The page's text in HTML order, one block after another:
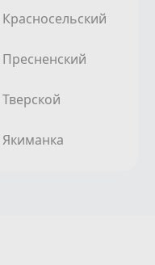
Красносельский
Пресненский
Тверской
Якиманка